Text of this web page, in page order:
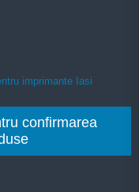
imprimante Iasi
confirmarea